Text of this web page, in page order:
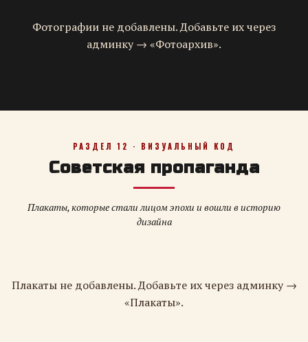
Фотографии не добавлены. Добавьте их через
админку → «Фотоархив».
РАЗДЕЛ 12 · ВИЗУАЛЬНЫЙ КОД
Советская пропаганда
Плакаты, которые стали лицом эпохи и вошли в историю
дизайна
Плакаты не добавлены. Добавьте их через админку →
«Плакаты».